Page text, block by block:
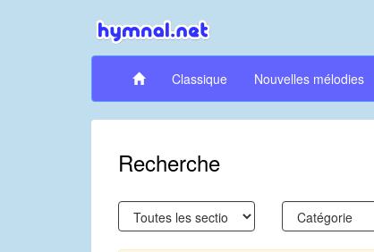
Classique Nouvelles mélodies
Recherche